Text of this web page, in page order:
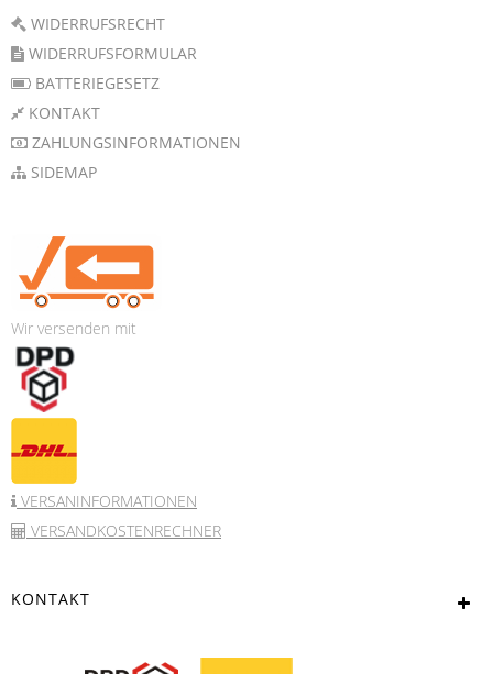
WIDERRUFSRECHT
WIDERRUFSFORMULAR
BATTERIEGESETZ
KONTAKT
ZAHLUNGSINFORMATIONEN
SIDEMAP
Wir versenden mit
VERSANINFORMATIONEN
VERSANDKOSTENRECHNER
KONTAKT